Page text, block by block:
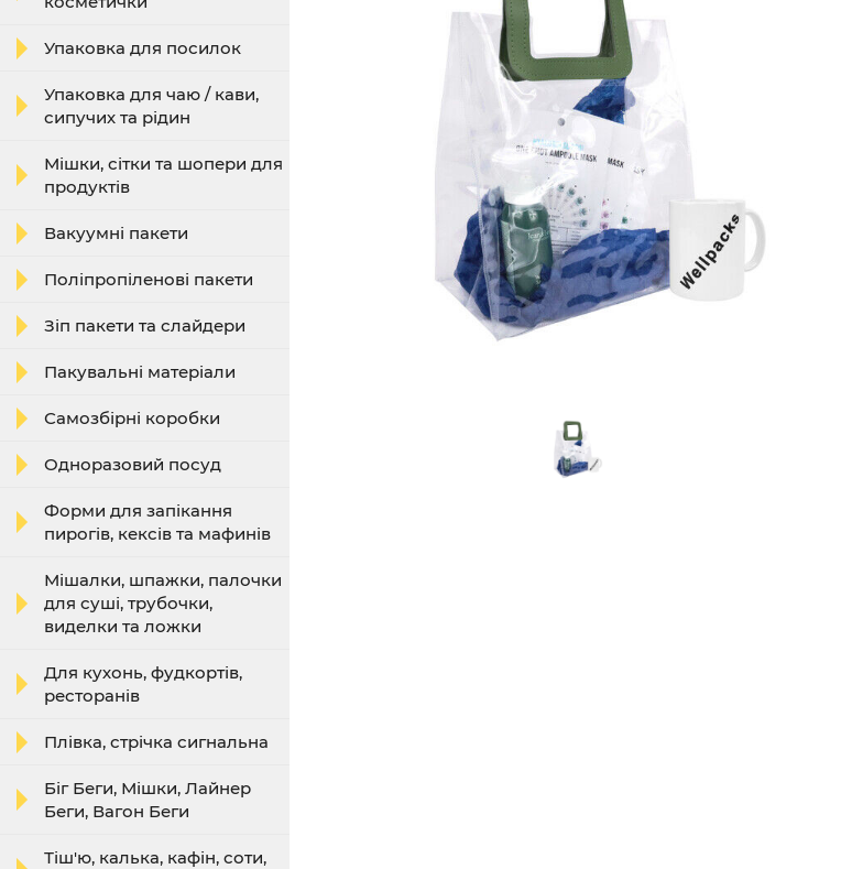
Упаковка для посилок
Упаковка для чаю / кави,
сипучих та рідин
Мішки, сітки та шопери для
продуктів
Вакуумні пакети
Поліпропіленові пакети
Зіп пакети та слайдери
Пакувальні матеріали
Самозбірні коробки
Одноразовий посуд
Форми для запікання
пирогів, кексів та мафинів
Мішалки, шпажки, палочки
для суші, трубочки,
виделки та ложки
Для кухонь, фудкортів,
ресторанів
Плівка, стрічка сигнальна
Біг Беги, Мішки, Лайнер
Беги, Вагон Беги
Тіш'ю, калька, кафін, соти,